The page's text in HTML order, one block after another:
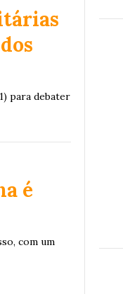
para debater
é
com um